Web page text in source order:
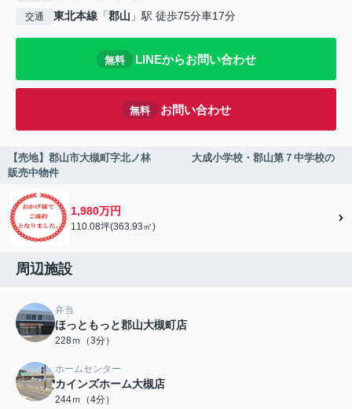
交通 東北本線 「郡山 」駅 徒歩75分車17分
無料 LINEからお問い合わせ
無料 お問い合わせ
【売地】郡山市大槻町字北ノ林 大成小学校・郡山第７中学校の
販売中物件
1,980万円
110.08坪(363.93㎡)
周辺施設
弁当
ほっともっと郡山大槻町店
228ｍ（3分）
ホームセンター
カインズホーム大槻店
244ｍ（4分）